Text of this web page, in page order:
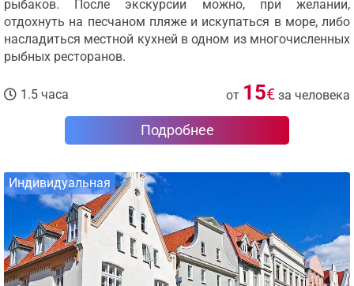
рыбаков. После экскурсии можно, при желании,
отдохнуть на песчаном пляже и искупаться в море, либо
насладиться местной кухней в одном из многочисленных
рыбных ресторанов.
1.5 часа от 15€ за человека
Подробнее
Индивидуальная